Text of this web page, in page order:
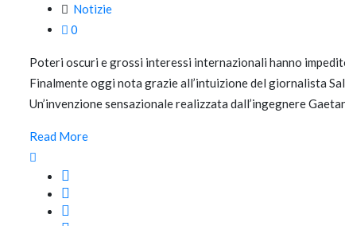
Notizie
0
Poteri oscuri e grossi interessi internazionali hanno
Finalmente oggi nota grazie all’intuizione del giornalista
Un’invenzione sensazionale realizzata dall’ingegnere
Read More